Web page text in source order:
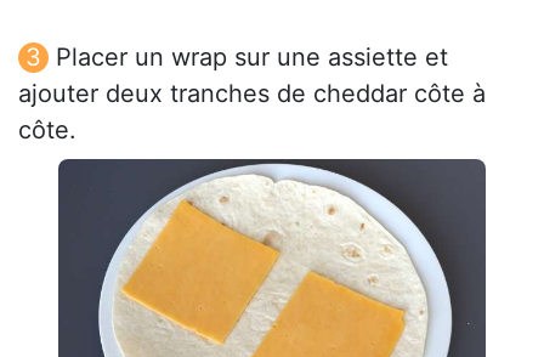
Placer un wrap sur une assiette et
ajouter deux tranches de cheddar côte à
côte.